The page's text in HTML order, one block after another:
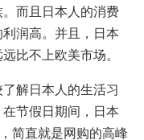
而且日本人的消费
润高。并且，日本
比不上欧美市场。
解日本人的生活习
节假日期间，日本
简直就是网购的高峰